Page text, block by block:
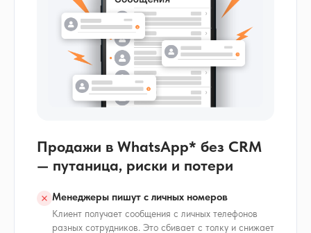
Продажи в WhatsApp* без CRM
— путаница, риски и потери
Менеджеры пишут с личных номеров
Клиент получает сообщения с личных телефонов
разных сотрудников. Это сбивает с толку и снижает